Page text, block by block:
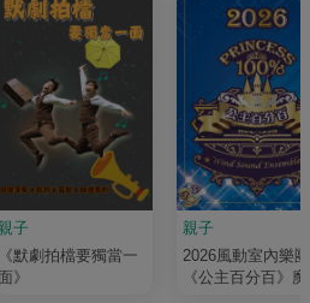
親子
《默劇拍檔要獨當一
》
親子
2026風動室內樂團
《公主百分百》